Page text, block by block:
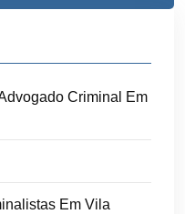
Criminal Em
Em Vila